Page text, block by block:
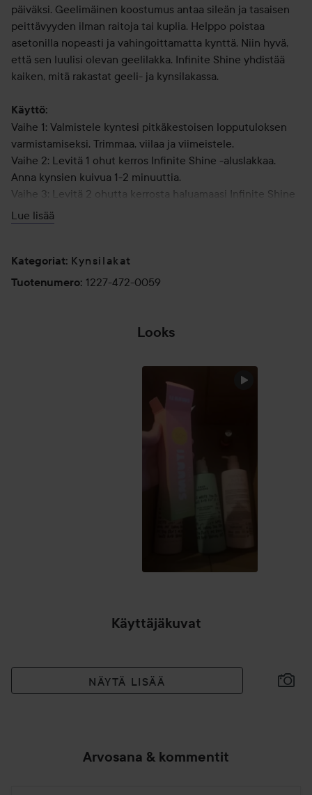
päiväksi. Geelimäinen koostumus antaa sileän ja tasaisen
peittävyyden ilman raitoja tai kuplia. Helppo poistaa
asetonilla nopeasti ja vahingoittamatta kynttä. Niin hyvä,
että sen luulisi olevan geelilakka. Infinite Shine yhdistää
kaiken, mitä rakastat geeli- ja kynsilakassa.
Käyttö:
Vaihe 1: Valmistele kyntesi pitkäkestoisen lopputuloksen
varmistamiseksi. Trimmaa, viilaa ja viimeistele.
Vaihe 2: Levitä 1 ohut kerros Infinite Shine -aluslakkaa.
Anna kynsien kuivua 1-2 minuuttia.
Vaihe 3: Levitä 2 ohutta kerrosta haluamaasi Infinite Shine
-sävyä. Anna jokaisen kerroksen kuivua 1-2 minuuttia.
Vaihe 4: Levitä kynsilakan päälle 1 kerros Infinite Shine -
Lue lisää
Kategoriat: Kynsilakat
Tuotenumero: 1227-472-0059
Looks
Käyttäjäkuvat
NÄYTÄ LISÄÄ
Arvosana & kommentit